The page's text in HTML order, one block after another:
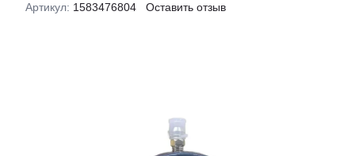
Артикул: 1583476804 Оставить отзыв